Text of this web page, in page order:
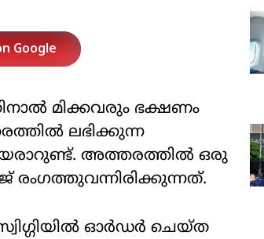
Google
മിക്കവരും ഭക്ഷണം
ലഭിക്കുന്ന
അത്തരത്തിൽ ഒരു
രം​ഗത്തുവന്നിരിക്കുന്നത്.
ഓർ‍ഡർ ചെയ്ത